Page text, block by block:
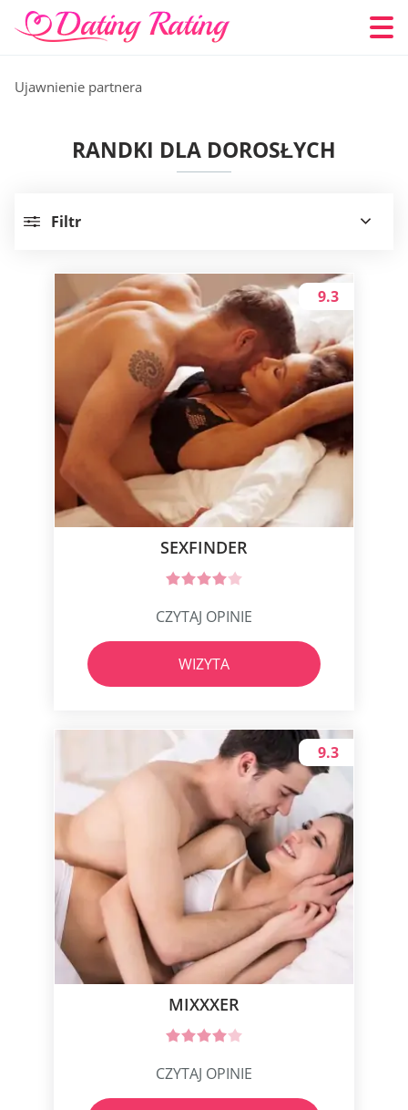
Ujawnienie partnera
RANDKI DLA DOROSŁYCH
Filtr
SEXFINDER
9.3
CZYTAJ OPINIE
WIZYTA
MIXXXER
9.3
CZYTAJ OPINIE